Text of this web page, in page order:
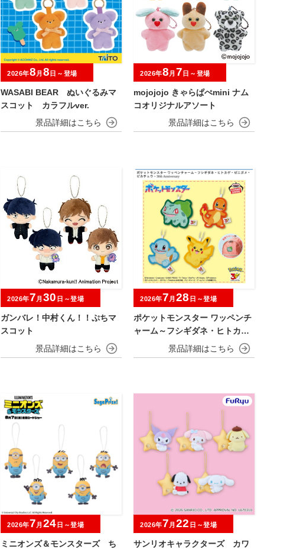
WASABI BEAR ぬいぐるみマ
スコット カラフルver.
2026年8 月 8 日～登場
mojojojo きゃらぱぺmini ナム
コオリジナルアソート
2026年8 月 7 日～登場
ガンバレ！中村くん！！ぷちマ
スコット
2026年7 月 30 日～登場
ポケットモンスター ワッペンチ
ャーム～フシギダネ・ヒトカ
ゲ・ゼニガメ・ピカチュウ～30t
h Anniversary
2026年7 月 28 日～登場
ミニオンズ＆モンスターズ ち
2026年7 月 24 日～登場
サンリオキャラクターズ カワ
2026年7 月 22 日～登場